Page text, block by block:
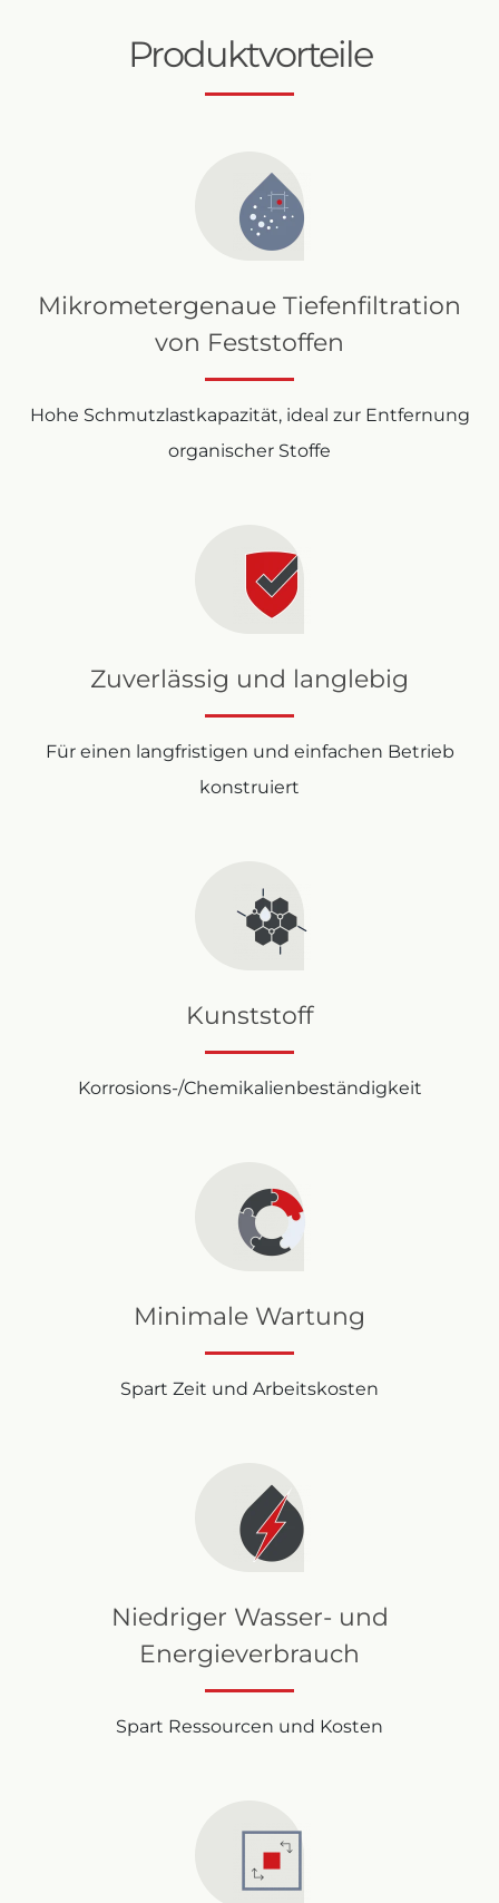
Produktvorteile
Mikrometergenaue Tiefenfiltration
von Feststoffen
Hohe Schmutzlastkapazität, ideal zur Entfernung
organischer Stoffe
Zuverlässig und langlebig
Für einen langfristigen und einfachen Betrieb
konstruiert
Kunststoff
Korrosions-/Chemikalienbeständigkeit
Minimale Wartung
Spart Zeit und Arbeitskosten
Niedriger Wasser- und
Energieverbrauch
Spart Ressourcen und Kosten